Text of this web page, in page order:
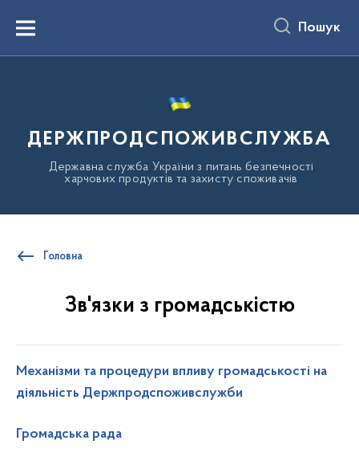
вмістуMenu Пошук
ДЕРЖПРОДСПОЖИВСЛУЖБА
Державна служба України з питань безпечності
харчових продуктів та захисту споживачів
Головна
Зв'язки з громадськістю
Механізми та процедури впливу громадськості на
діяльність Держпродспоживслужби
Громадська рада